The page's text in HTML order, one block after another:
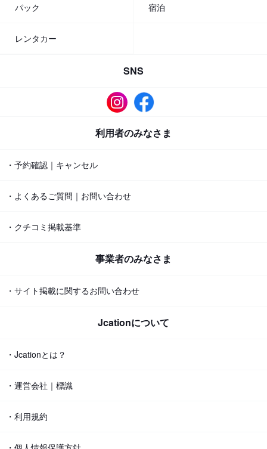
パック 宿泊
レンタカー
SNS
利用者のみなさま
・予約確認｜キャンセル
・よくあるご質問｜お問い合わせ
・クチコミ掲載基準
事業者のみなさま
・サイト掲載に関するお問い合わせ
Jcationについて
・Jcationとは？
・運営会社｜標識
・利用規約